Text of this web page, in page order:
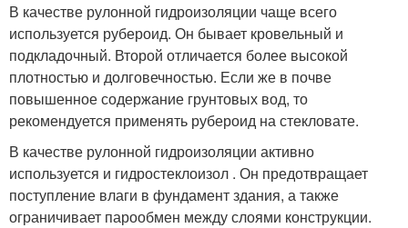
В качестве рулонной гидроизоляции чаще всего
используется рубероид. Он бывает кровельный и
подкладочный. Второй отличается более высокой
плотностью и долговечностью. Если же в почве
повышенное содержание грунтовых вод, то
рекомендуется применять рубероид на стекловате.
В качестве рулонной гидроизоляции активно
используется и гидростеклоизол . Он предотвращает
поступление влаги в фундамент здания, а также
ограничивает парообмен между слоями конструкции.